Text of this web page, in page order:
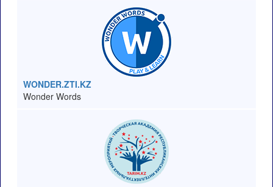
WONDER.ZTI.KZ
Wonder Words